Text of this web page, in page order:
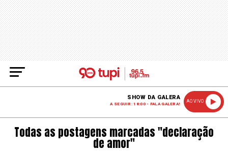
SHOW DA GALERA
A SEGUIR: 18:00 - FALA GALERA!
AO VIVO
Todas as postagens marcadas "declaração
de amor"